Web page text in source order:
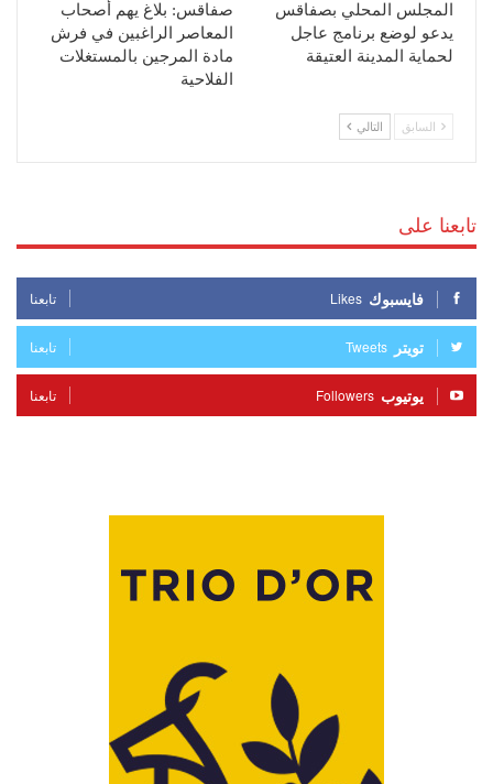
المجلس المحلي بصفاقس
يدعو لوضع برنامج عاجل
لحماية المدينة العتيقة
صفاقس: بلاغ يهم أصحاب
المعاصر الراغبين في فرش
مادة المرجين بالمستغلات
الفلاحية
السابق التالي
تابعنا على
فايسبوك Likes تابعنا
تويتر Tweets تابعنا
يوتيوب Followers تابعنا